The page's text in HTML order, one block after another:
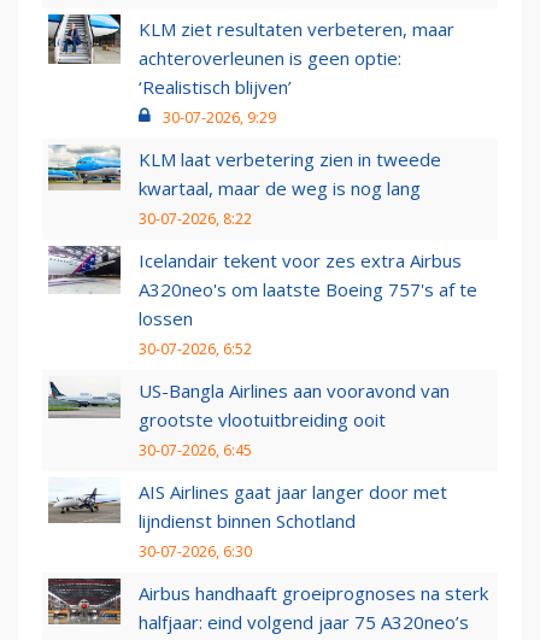
KLM ziet resultaten verbeteren, maar
achteroverleunen is geen optie:
‘Realistisch blijven’
30-07-2026, 9:29
KLM laat verbetering zien in tweede
kwartaal, maar de weg is nog lang
30-07-2026, 8:22
Icelandair tekent voor zes extra Airbus
A320neo's om laatste Boeing 757's af te
lossen
30-07-2026, 6:52
US-Bangla Airlines aan vooravond van
grootste vlootuitbreiding ooit
30-07-2026, 6:45
AIS Airlines gaat jaar langer door met
lijndienst binnen Schotland
30-07-2026, 6:30
Airbus handhaaft groeiprognoses na sterk
halfjaar: eind volgend jaar 75 A320neo’s